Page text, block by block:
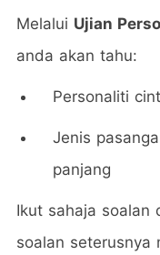
Melalui Ujian
anda akan tahu:
Personaliti
Jenis
panjang
Ikut sahaja soalan
soalan seterusnya